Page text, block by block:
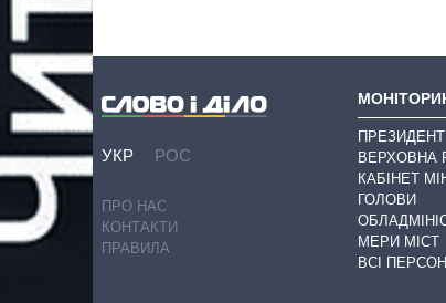
УКР РОС
ПРО НАС
КОНТАКТИ
ПРАВИЛА
ПРЕЗИДЕНТ
ВЕРХОВНА
КАБІНЕТ
ГОЛОВИ
МЕРИ МІСТ
ВСІ